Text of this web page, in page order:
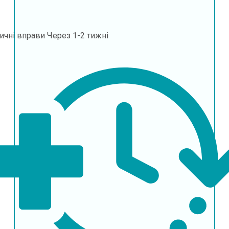
вправи Через 1-2 тижні